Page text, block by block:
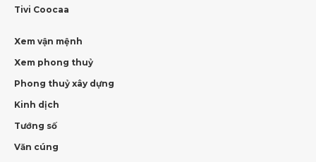
Tivi Coocaa
Xem vận mệnh
Xem phong thuỷ
Phong thuỷ xây dựng
Kinh dịch
Tướng số
Văn cúng